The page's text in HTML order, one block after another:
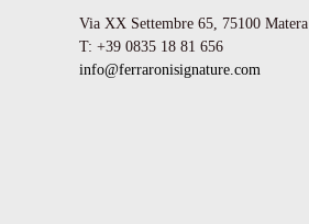
Via XX Settembre 65, 75100 Matera
T: +39 0835 18 81 656
info@ferraronisignature.com